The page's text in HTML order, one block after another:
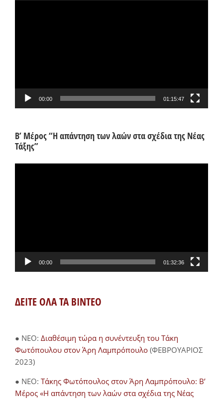
00:00 01:15:47
Β’ Μέρος “Η απάντηση των λαών στα σχέδια της Νέας
Τάξης”
00:00 01:32:36
ΔΕΙΤΕ ΟΛΑ ΤΑ ΒΙΝΤΕΟ
● NEO: Διαθέσιμη τώρα η συνέντευξη του Τάκη
Φωτόπουλου στον Άρη Λαμπρόπουλο (ΦΕΒΡΟΥΑΡΙΟΣ
2023)
● NEO: Τάκης Φωτόπουλος στον Άρη Λαμπρόπουλο: Β’
Μέρος «Η απάντηση των λαών στα σχέδια της Νέας